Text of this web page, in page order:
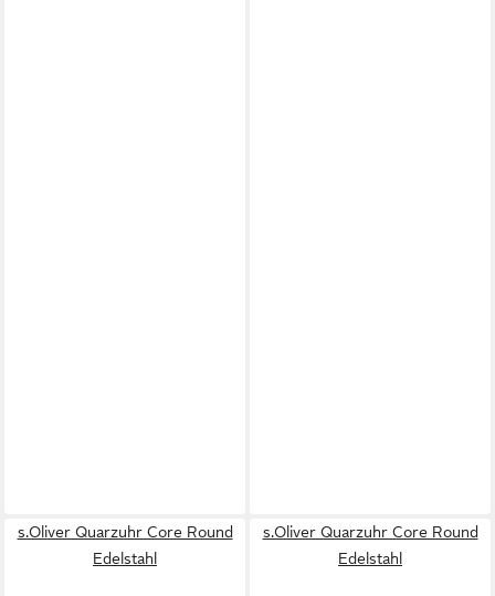
s.Oliver Quarzuhr Core Round
Edelstahl
s.Oliver Quarzuhr Core Round
Edelstahl